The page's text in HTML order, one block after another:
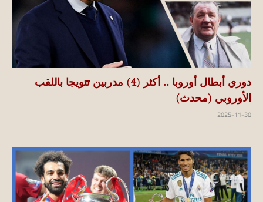
دوري أبطال أوروبا .. أكثر (4) مدربين تتويجا باللقب
الأوروبي (محدث)
2025-11-30